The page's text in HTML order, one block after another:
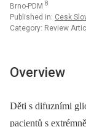
Brno-PDM 8
Published in: Cesk
Category: Review
Overview
Děti s difuzními
pacientů s